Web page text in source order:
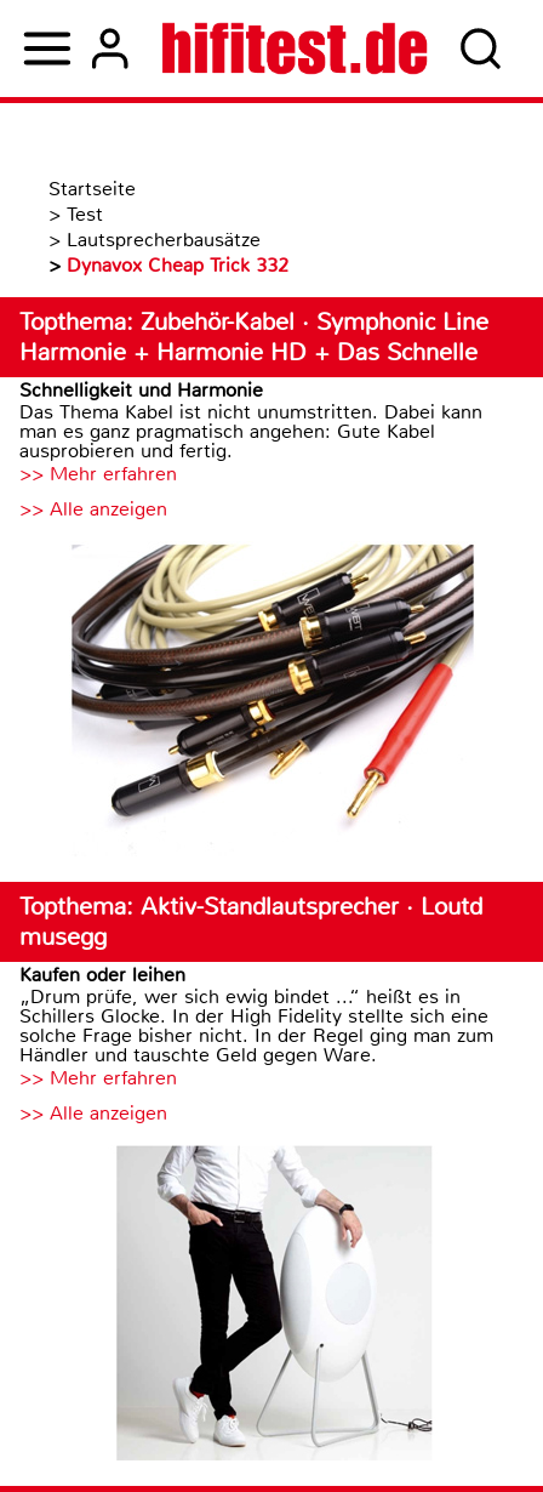
Startseite
> Test
> Lautsprecherbausätze
> Dynavox Cheap Trick 332
Topthema: Zubehör-Kabel · Symphonic Line
Harmonie + Harmonie HD + Das Schnelle
Schnelligkeit und Harmonie
Das Thema Kabel ist nicht unumstritten. Dabei kann
man es ganz pragmatisch angehen: Gute Kabel
ausprobieren und fertig.
>> Mehr erfahren
>> Alle anzeigen
Topthema: Aktiv-Standlautsprecher · Loutd
musegg
Kaufen oder leihen
„Drum prüfe, wer sich ewig bindet ...“ heißt es in
Schillers Glocke. In der High Fidelity stellte sich eine
solche Frage bisher nicht. In der Regel ging man zum
Händler und tauschte Geld gegen Ware.
>> Mehr erfahren
>> Alle anzeigen